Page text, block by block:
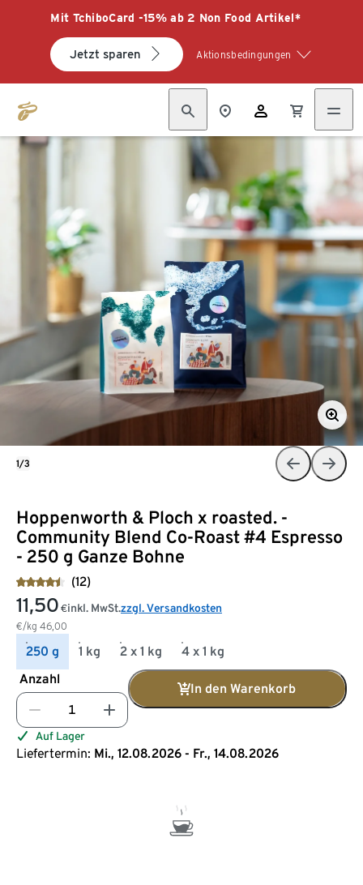
Mit TchiboCard -15% ab 2 Non Food Artikel*
Jetzt sparen Aktionsbedingungen
Hoppenworth & Ploch x roasted. -
Community Blend Co-Roast #4 Espresso
- 250 g Ganze Bohne
(12)
11,50 €
€/kg 46,00
inkl. MwSt.zzgl. Versandkosten
250 g 1 kg 2 x 1 kg
4 x 1 kg
Anzahl
In den Warenkorb
Auf Lager
Liefertermin: Mi., 12.08.2026 - Fr., 14.08.2026
1/3